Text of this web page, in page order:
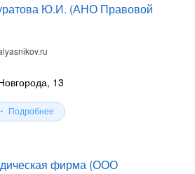
Ю.И. (АНО Правовой
13
Подробнее
фирма (ООО